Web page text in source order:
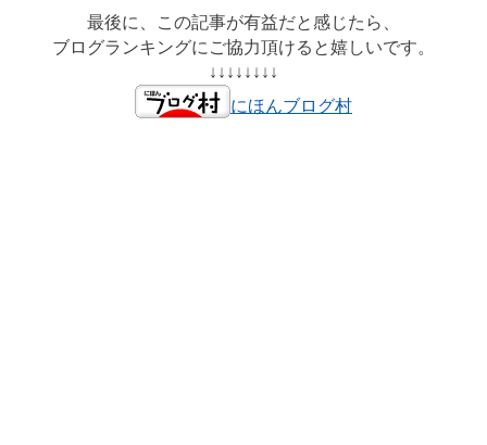
最後に、この記事が有益だと感じたら、
ブログランキングにご協力頂けると嬉しいです。
↓↓↓↓↓↓↓↓
にほんブログ村